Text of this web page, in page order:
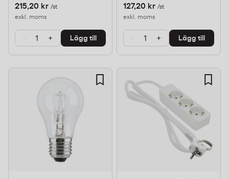
215,20 kr /st
exkl. moms
- + Lägg till
127,20 kr /st
exkl. moms
- + Lägg till